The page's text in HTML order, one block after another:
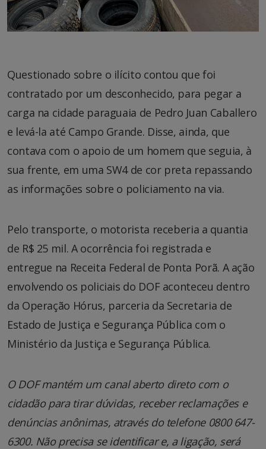
Questionado sobre o ilícito contou que foi
contratado por um desconhecido, para pegar a
carga na cidade paraguaia de Pedro Juan Caballero
e levá-la até Campo Grande. Disse, ainda, que
contava com o apoio de um homem que seguia, à
sua frente, em uma SW4 de cor preta repassando
as informações sobre o policiamento na via.
Pelo transporte, o motorista receberia a quantia
de R$ 25 mil. A ocorrência foi registrada e
entregue na Receita Federal de Ponta Porã. A ação
envolvendo os policiais do DOF aconteceu dentro
da Operação Hórus, parceria da Secretaria de
Estado de Justiça e Segurança Pública com o
Ministério da Justiça e Segurança Pública.
O DOF mantém um canal aberto direto com o
cidadão para tirar dúvidas, receber reclamações e
denúncias anônimas, através do telefone 0800 647-
6300. Não precisa se identificar e, a ligação, será